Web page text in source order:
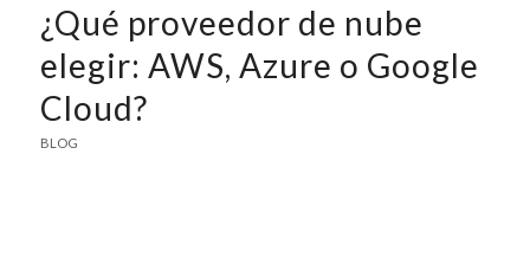
¿Qué proveedor de nube
elegir: AWS, Azure o Google
Cloud?
BLOG